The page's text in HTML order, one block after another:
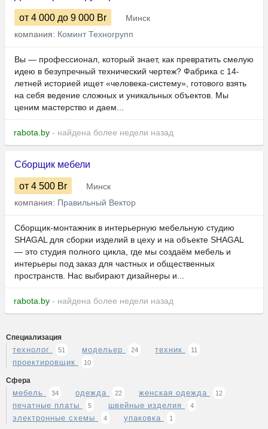
от 4 000 до 9 000 Br
Минск
компания: Коминт Техногрупп
Вы — профессионал, который знает, как превратить смелую
идею в безупречный технический чертеж? Фабрика с 14-
летней историей ищет «человека-систему», готового взять
на себя ведение сложных и уникальных объектов. Мы
ценим мастерство и даем...
rabota.by - найдена более недели назад
Сборщик мебели
от 4 500 Br
Минск
компания: Правильный Вектор
Сборщик-монтажник в интерьерную мебельную студию
SHAGAL для сборки изделий в цеху и на объекте SHAGAL
— это студия полного цикла, где мы создаём мебель и
интерьеры под заказ для частных и общественных
пространств. Нас выбирают дизайнеры и...
rabota.by - найдена более недели назад
Специализация
технолог 51 модельер 24 техник 11
проектировщик 10
Сфера
мебель 34 одежда 22 женская одежда 12
печатные платы 5 швейные изделия 4
электронные схемы 4 упаковка 1